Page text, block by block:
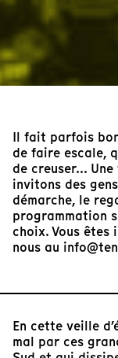
Il fait parfois
de faire escale,
de creuser...
invitons des
démarche, le
programmation
choix. Vous
nous au
En cette veille
mal par ces